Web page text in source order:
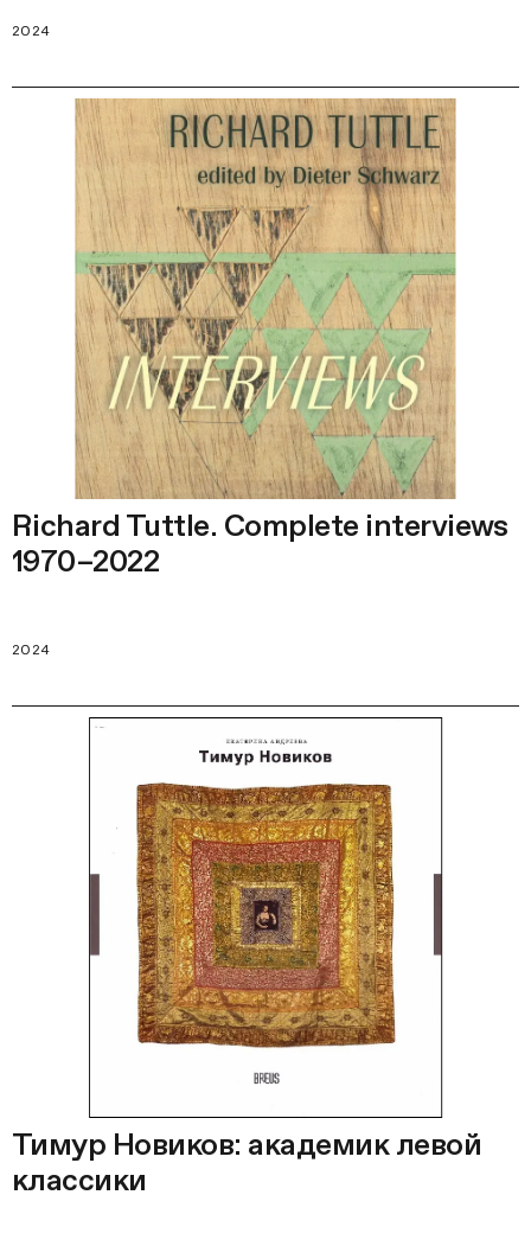
2024
Richard Tuttle. Complete interviews
1970–2022
2024
Тимур Новиков: академик левой
классики